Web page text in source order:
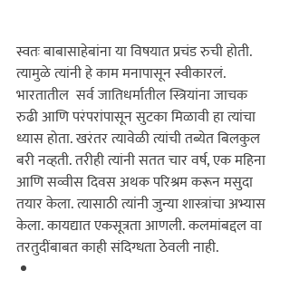
स्वतः बाबासाहेबांना या विषयात प्रचंड रुची होती.
त्यामुळे त्यांनी हे काम मनापासून स्वीकारलं.
भारतातील  सर्व जातिधर्मातील स्त्रियांना जाचक
रुढी आणि परंपरांपासून सुटका मिळावी हा त्यांचा
ध्यास होता. खरंतर त्यावेळी त्यांची तब्येत बिलकुल
बरी नव्हती. तरीही त्यांनी सतत चार वर्ष, एक महिना
आणि सव्वीस दिवस अथक परिश्रम करून मसुदा
तयार केला. त्यासाठी त्यांनी जुन्या शास्त्रांचा अभ्यास
केला. कायद्यात एकसूत्रता आणली. कलमांबद्दल वा
तरतुदींबाबत काही संदिग्धता ठेवली नाही.